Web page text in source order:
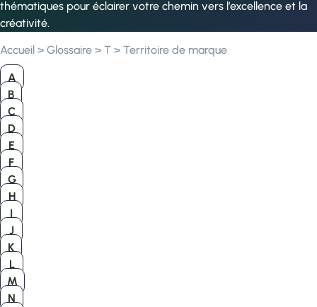
thématiques pour éclairer votre chemin vers l’excellence et la
créativité.
Accueil > Glossaire > T > Territoire de marque
A
B
C
D
E
F
G
H
I
J
K
L
M
N